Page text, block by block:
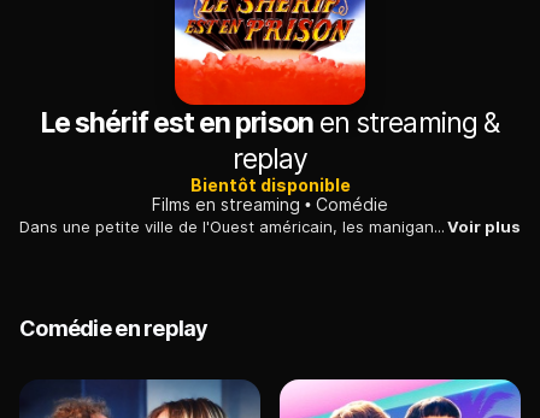
Le shérif est en prisonen streaming &
replay
Bientôt disponible
Films en streaming
Comédie
Dans une petite ville de l'Ouest américain, les manigances d'un juge ambitieux et spéculateur, qui veut forcer les habitants à lui vendre leurs terres...Voir plus
Comédie en replay